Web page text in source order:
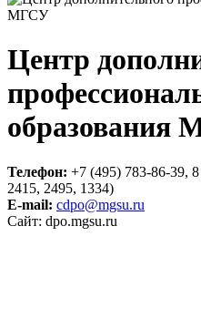
Центр
образования
Телефон: +7 (495) 783-86-39,
2415, 2495, 1334)
E-mail: cdpo@mgsu.ru
Сайт: dpo.mgsu.ru